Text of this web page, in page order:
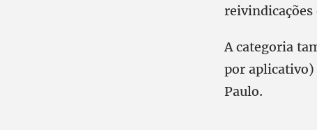
A categoria
por aplicativo)
Paulo.